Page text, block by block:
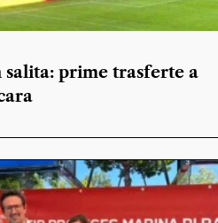
salita: prime trasferte a